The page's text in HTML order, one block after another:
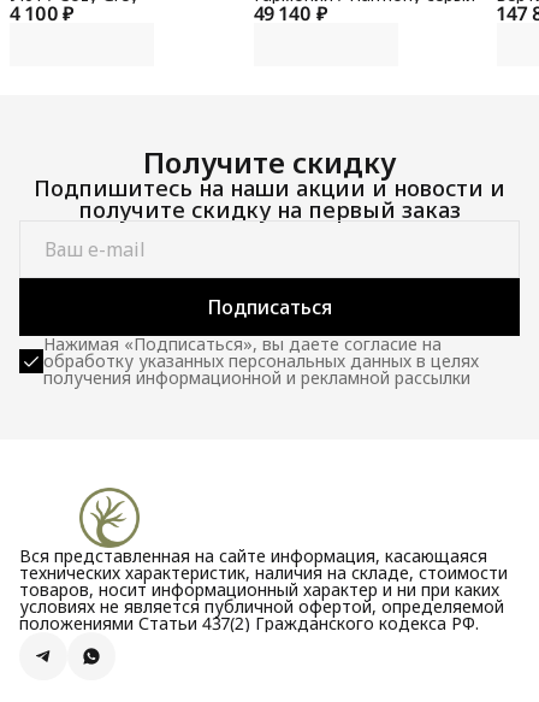
4 100 ₽ 49 140 ₽ 147
100
Получите скидку
Подпишитесь на наши акции и новости и
получите скидку на первый заказ
Подписаться
Нажимая «Подписаться», вы даете согласие на
обработку указанных персональных данных в целях
получения информационной и рекламной рассылки
Вся представленная на сайте информация, касающаяся
технических характеристик, наличия на складе, стоимости
товаров, носит информационный характер и ни при каких
условиях не является публичной офертой, определяемой
положениями Статьи 437(2) Гражданского кодекса РФ.